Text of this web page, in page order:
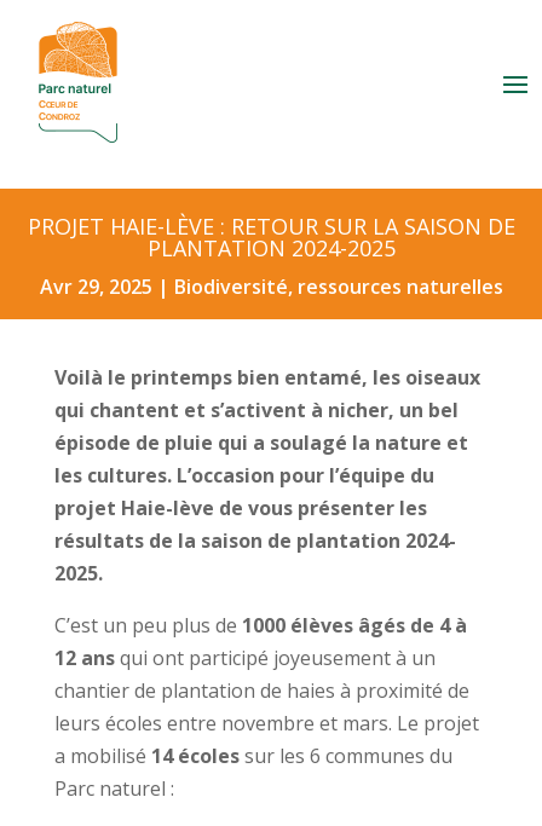
PROJET HAIE-LÈVE : RETOUR SUR LA SAISON DE
PLANTATION 2024-2025
Avr 29, 2025 | Biodiversité, ressources naturelles
Voilà le printemps bien entamé, les oiseaux
qui chantent et s’activent à nicher, un bel
épisode de pluie qui a soulagé la nature et
les cultures. L’occasion pour l’équipe du
projet Haie-lève de vous présenter les
résultats de la saison de plantation 2024-
2025.
C’est un peu plus de 1000 élèves âgés de 4 à
12 ansqui ont participé joyeusement à un
chantier de plantation de haies à proximité de
leurs écoles entre novembre et mars. Le projet
a mobilisé 14 écolessur les 6 communes du
Parc naturel :